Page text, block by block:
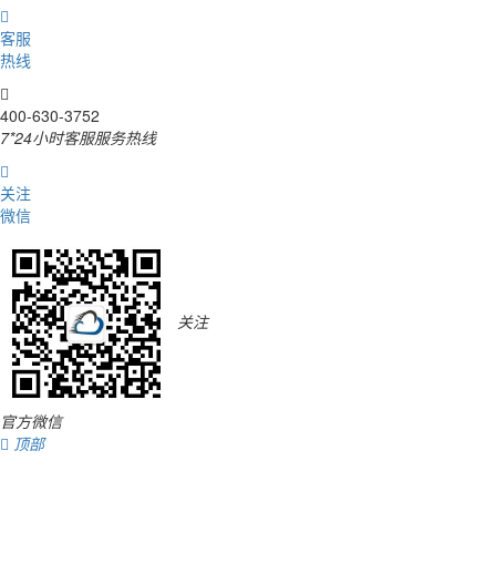

客服
热线

400-630-3752
7*24小时客服服务热线

关注
微信
关注
官方微信
 顶部